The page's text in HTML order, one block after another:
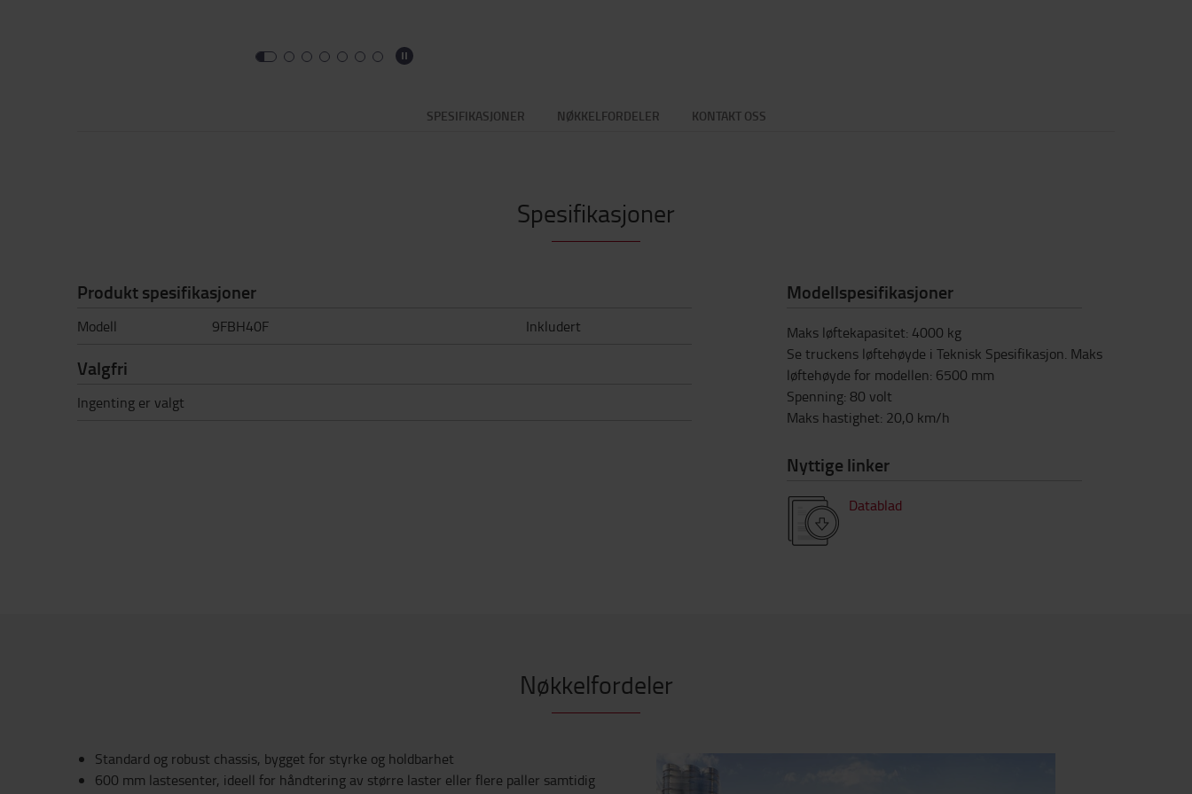
SPESIFIKASJONER NØKKELFORDELER KONTAKT OSS
Spesifikasjoner
Produkt spesifikasjoner
Modell 9FBH40F Inkludert
Valgfri
Ingenting er valgt
Modellspesifikasjoner
Maks løftekapasitet: 4000 kg
Se truckens løftehøyde i Teknisk Spesifikasjon. Maks
løftehøyde for modellen: 6500 mm
Spenning: 80 volt
Maks hastighet: 20,0 km/h
Nyttige linker
Datablad
Nøkkelfordeler
Standard og robust chassis, bygget for styrke og holdbarhet
600 mm lastesenter, ideell for håndtering av større laster eller flere paller samtidig